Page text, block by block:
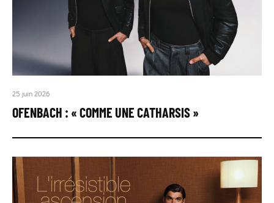
25 juin 2026
OFENBACH : « COMME UNE CATHARSIS »